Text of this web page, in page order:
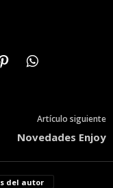
Artículo siguiente
Novedades Enjoy
del autor